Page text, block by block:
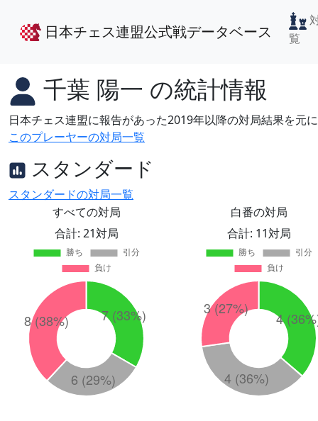
日本チェス連盟公式戦データベース
覧
千葉 陽一 の統計情報
日本チェス連盟に報告があった2019年以降の対局結果を元
このプレーヤーの対局一覧
スタンダード
スタンダードの対局一覧
すべての対局
合計: 21対局
白番の対局
合計: 11対局